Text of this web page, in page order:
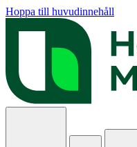
Hoppa till huvudinnehåll